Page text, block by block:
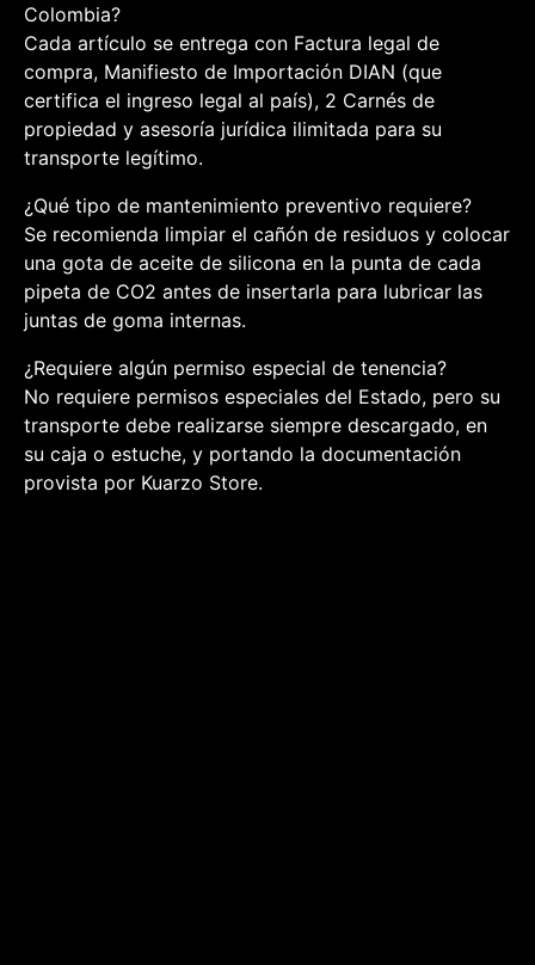
Colombia?
Cada artículo se entrega con Factura legal de
compra, Manifiesto de Importación DIAN (que
certifica el ingreso legal al país), 2 Carnés de
propiedad y asesoría jurídica ilimitada para su
transporte legítimo.
¿Qué tipo de mantenimiento preventivo requiere?
Se recomienda limpiar el cañón de residuos y colocar
una gota de aceite de silicona en la punta de cada
pipeta de CO2 antes de insertarla para lubricar las
juntas de goma internas.
¿Requiere algún permiso especial de tenencia?
No requiere permisos especiales del Estado, pero su
transporte debe realizarse siempre descargado, en
su caja o estuche, y portando la documentación
provista por Kuarzo Store.